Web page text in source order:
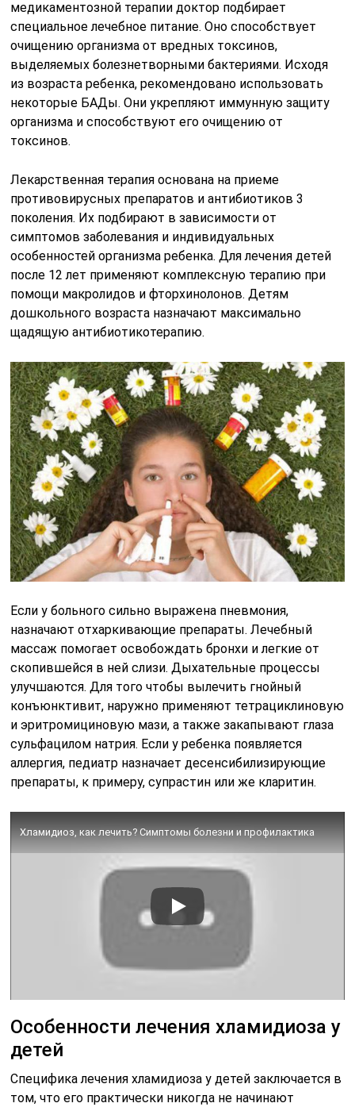
медикаментозной терапии доктор подбирает
специальное лечебное питание. Оно способствует
очищению организма от вредных токсинов,
выделяемых болезнетворными бактериями. Исходя
из возраста ребенка, рекомендовано использовать
некоторые БАДы. Они укрепляют иммунную защиту
организма и способствуют его очищению от
токсинов.
Лекарственная терапия основана на приеме
противовирусных препаратов и антибиотиков 3
поколения. Их подбирают в зависимости от
симптомов заболевания и индивидуальных
особенностей организма ребенка. Для лечения детей
после 12 лет применяют комплексную терапию при
помощи макролидов и фторхинолонов. Детям
дошкольного возраста назначают максимально
щадящую антибиотикотерапию.
Если у больного сильно выражена пневмония,
назначают отхаркивающие препараты. Лечебный
массаж помогает освобождать бронхи и легкие от
скопившейся в ней слизи. Дыхательные процессы
улучшаются. Для того чтобы вылечить гнойный
конъюнктивит, наружно применяют тетрациклиновую
и эритромициновую мази, а также закапывают глаза
сульфацилом натрия. Если у ребенка появляется
аллергия, педиатр назначает десенсибилизирующие
препараты, к примеру, супрастин или же кларитин.
Хламидиоз, как лечить? Симптомы болезни и профилактика
Особенности лечения хламидиоза у
детей
Специфика лечения хламидиоза у детей заключается в
том, что его практически никогда не начинают